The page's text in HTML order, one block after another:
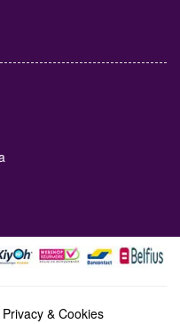
Privacy & Cookies